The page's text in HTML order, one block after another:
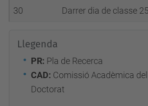
30 Darrer dia de classe
Llegenda
PR: Pla de Recerca
CAD: Comissió Acadèmica
Doctorat